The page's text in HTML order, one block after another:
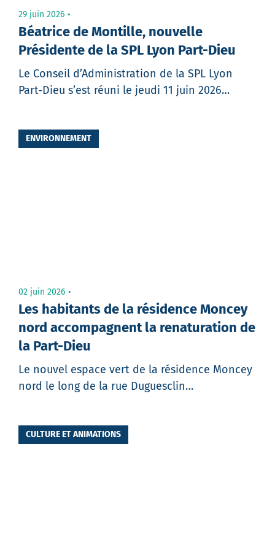
29 juin 2026
Béatrice de Montille, nouvelle
Présidente de la SPL Lyon Part-Dieu
Le Conseil d’Administration de la SPL Lyon
Part-Dieu s’est réuni le jeudi 11 juin 2026…
ENVIRONNEMENT
02 juin 2026
Les habitants de la résidence Moncey
nord accompagnent la renaturation de
la Part-Dieu
Le nouvel espace vert de la résidence Moncey
nord le long de la rue Duguesclin…
CULTURE ET ANIMATIONS